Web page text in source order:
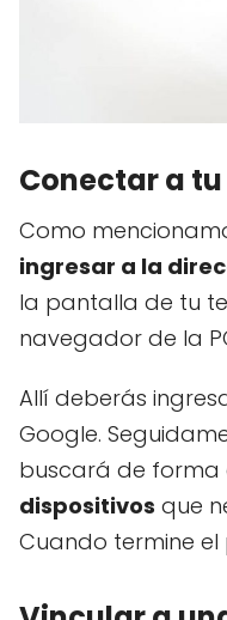
Conectar a tu
Como
ingresar a la
la pantalla de tu
navegador de la
Allí deberás
Google.
buscará de
dispositivos que
Cuando termine el